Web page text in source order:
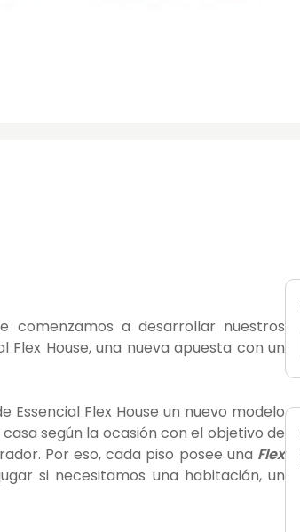
comenzamos a desarrollar nuestros
House, una nueva apuesta con un
Essencial Flex House un nuevo modelo
según la ocasión con el objetivo de
Por eso, cada piso posee una Flex
si necesitamos una habitación, un